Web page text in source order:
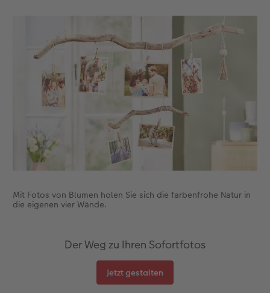
Neuheiten
Extras
CEWE myPhotos
Neuheiten
Mit Fotos von Blumen holen Sie sich die farbenfrohe Natur in
die eigenen vier Wände.
Der Weg zu Ihren Sofortfotos
Jetzt gestalten